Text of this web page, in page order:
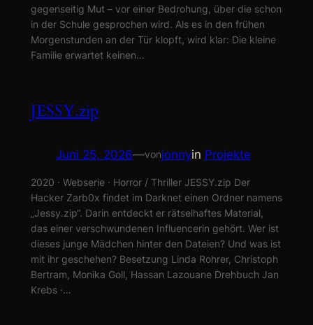
gegenseitig Mut – vor einer Bedrohung, über die schon
in der Schule gesprochen wird. Als es in den frühen
Morgenstunden an der Tür klopft, wird klar: Die kleine
Familie erwartet keinen…
JESSY.zip
Juni 25, 2026—vonjonnyin Projekte
2020 · Webserie · Horror / Thriller JESSY.zip Der
Hacker Zarb0x findet im Darknet einen Ordner namens
„Jessy.zip“. Darin entdeckt er rätselhaftes Material,
das einer verschwundenen Influencerin gehört. Wer ist
dieses junge Mädchen hinter den Dateien? Und was ist
mit ihr geschehen? Besetzung Linda Rohrer, Christoph
Bertram, Monika Goll, Hassan Lazouane Drehbuch Jan
Krebs ·…